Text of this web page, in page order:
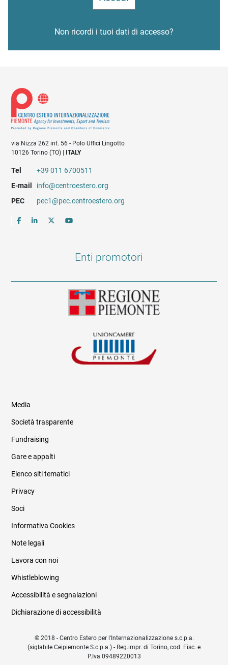
Non ricordi i tuoi dati di accesso?
via Nizza 262 int. 56 - Polo Uffici Lingotto
10126 Torino (TO) |
ITALY
Tel
+39 011 6700511
E-mail
info@centroestero.org
PEC
pec1@pec.centroestero.org
Enti promotori
Informazioni legali e trasparenza
Media
Società trasparente
Fundraising
Gare e appalti
Elenco siti tematici
Privacy
Soci
Informativa Cookies
Note legali
Lavora con noi
Whistleblowing
Accessibilità e segnalazioni
Dichiarazione di accessibilità
© 2018 - Centro Estero per l'Internazionalizzazione s.c.p.a.
(siglabile Ceipiemonte S.c.p.a.) - Reg.impr. di Torino, cod. Fisc. e
P.Iva 09489220013